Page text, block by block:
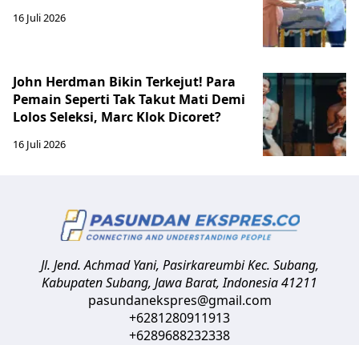
16 Juli 2026
John Herdman Bikin Terkejut! Para
Pemain Seperti Tak Takut Mati Demi
Lolos Seleksi, Marc Klok Dicoret?
16 Juli 2026
Jl. Jend. Achmad Yani, Pasirkareumbi Kec. Subang,
Kabupaten Subang, Jawa Barat,Indonesia41211
pasundanekspres@gmail.com
+6281280911913
+6289688232338